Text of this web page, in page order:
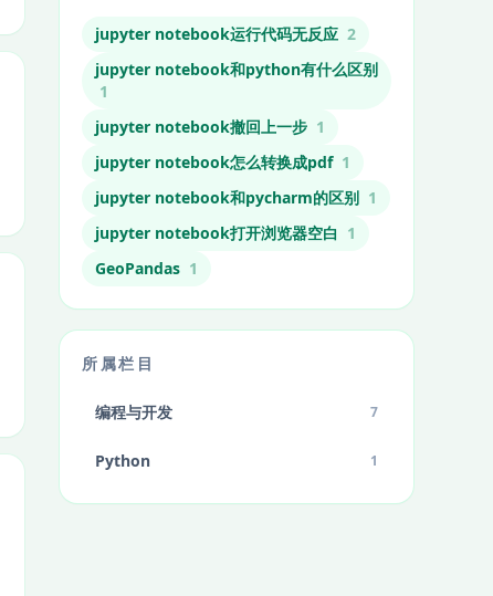
jupyter notebook运行代码无反应 2
jupyter notebook和python有什么区别
1
jupyter notebook撤回上一步 1
jupyter notebook怎么转换成pdf 1
jupyter notebook和pycharm的区别 1
jupyter notebook打开浏览器空白 1
GeoPandas 1
所属栏目
编程与开发 7
Python 1